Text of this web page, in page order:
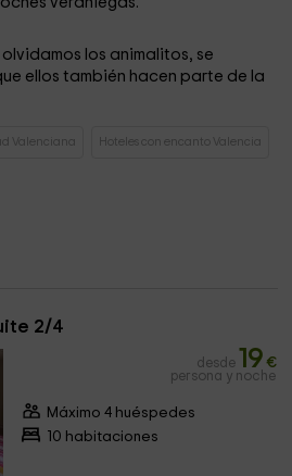
los animalitos, se
ellos también hacen parte de la
Valenciana Hoteles con encanto Valencia
2/4
desde 19 €
persona y noche
Máximo 4 huéspedes
10 habitaciones